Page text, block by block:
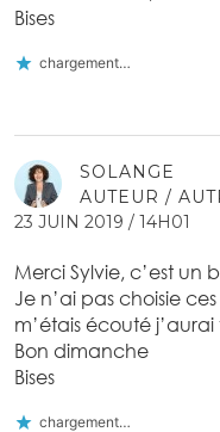
Bises
chargement…
SOLANGE
AUTEUR /
23 JUIN 2019 / 14H01
Merci Sylvie, c’est un
Je n’ai pas choisie
m’étais écouté
Bon dimanche
Bises
chargement…